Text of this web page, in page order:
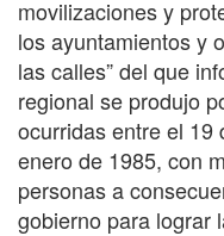
movilizaciones y
los ayuntamientos y
las calles” del que
regional se produjo
ocurridas entre el 19
enero de 1985, con
personas a
gobierno para lograr